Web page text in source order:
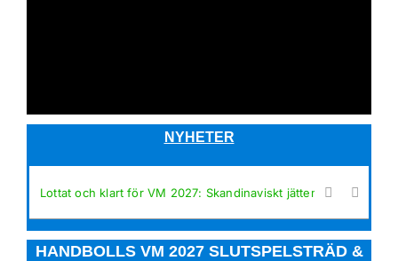
NYHETER
Lottat och klart för VM 2027: Skandinaviskt jättemöte och tuff
 
HANDBOLLS VM 2027 SLUTSPELSTRÄD &